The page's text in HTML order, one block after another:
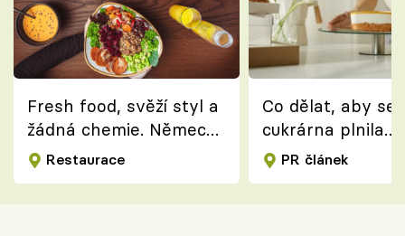
Fresh food, svěží styl a
žádná chemie. Německý
koncept dean&david
Restaurace
Co dělat, aby se
cukrárna plnila
zákazníky?
PR článek